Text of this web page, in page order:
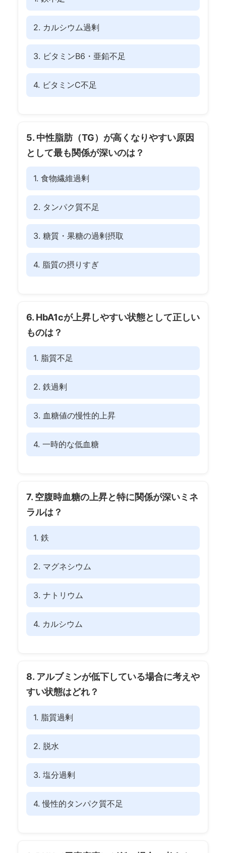
2. カルシウム過剰
3. ビタミンB6・亜鉛不足
4. ビタミンC不足
5. 中性脂肪（TG）が高くなりやすい原因
として最も関係が深いのは？
1. 食物繊維過剰
2. タンパク質不足
3. 糖質・果糖の過剰摂取
4. 脂質の摂りすぎ
6. HbA1cが上昇しやすい状態として正しい
ものは？
1. 脂質不足
2. 鉄過剰
3. 血糖値の慢性的上昇
4. 一時的な低血糖
7. 空腹時血糖の上昇と特に関係が深いミネ
ラルは？
1. 鉄
2. マグネシウム
3. ナトリウム
4. カルシウム
8. アルブミンが低下している場合に考えや
すい状態はどれ？
1. 脂質過剰
2. 脱水
3. 塩分過剰
4. 慢性的タンパク質不足